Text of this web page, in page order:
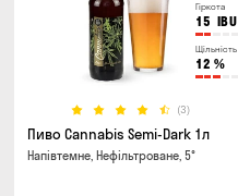
Гіркота
15 IBU
Щільність
12 %
(3)
Пиво Cannabis Semi-Dark 1л
Напівтемне, Нефільтроване, 5°